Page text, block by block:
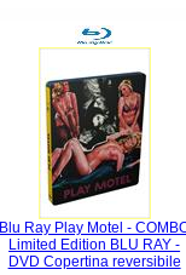
Blu Ray Play Motel -
Limited Edition BLU RAY -
DVD Copertina reversibile